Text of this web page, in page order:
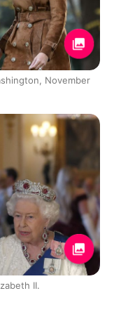
November
II.